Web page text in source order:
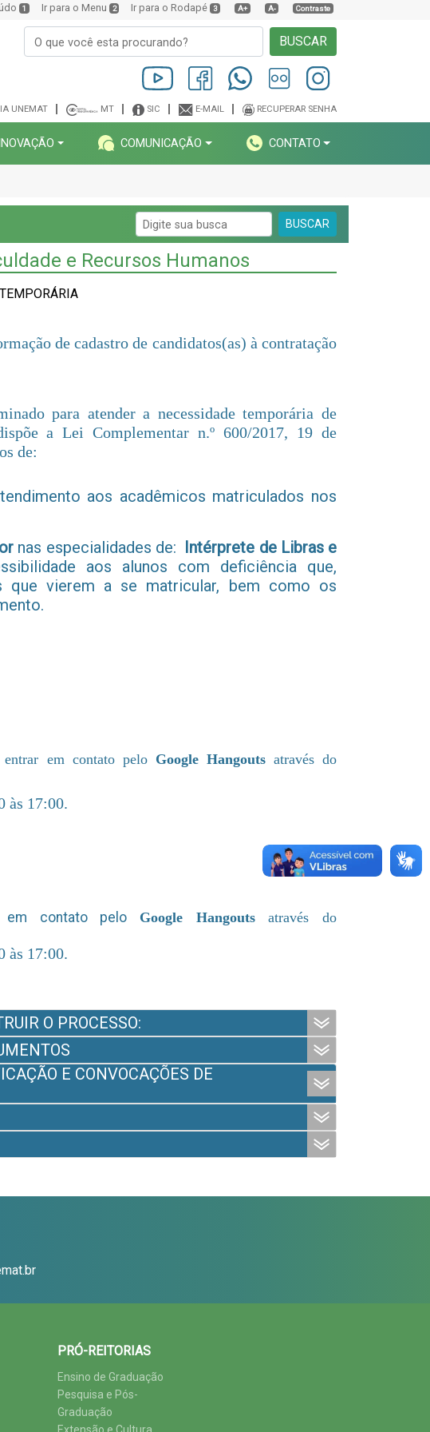
1 Ir para o Menu 2 Ir para o Rodapé 3 A+ A- Contraste
BUSCAR
UNEMAT MT SIC E-MAIL RECUPERAR SENHA
COMUNICAÇÃO CONTATO
BUSCAR
e Recursos Humanos
de cadastro de candidatos(as) à contratação
para atender a necessidade temporária de
a Lei Complementar n.º 600/2017, 19 de
de:
aos acadêmicos matriculados nos
nas especialidades de: Intérprete de Libras e
aos alunos com deficiência que,
que vierem a se matricular, bem como os
em contato pelo Google Hangouts através do
às 17:00.
contato pelo Google Hangoutsatravés do
às 17:00.
O PROCESSO:
E CONVOCAÇÕES DE
PRÓ-REITORIAS
Ensino de Graduação
Pesquisa e Pós-
Graduação